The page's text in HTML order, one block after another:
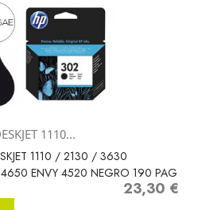
Vista rápida
1110...
1110 / 2130 / 3630
ENVY 4520 NEGRO 190 PAG
Precio
23,30 €